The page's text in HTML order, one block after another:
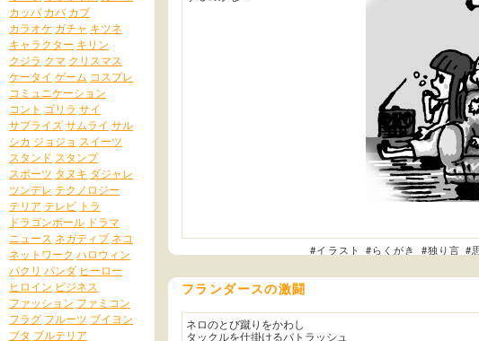
カッパ カバ カブ
カラオケ ガチャ キツネ
キャラクター キリン
クジラ クマ クリスマス
ケータイ ゲーム コスプレ
コミュニケーション
コント ゴリラ サイ
サプライズサムライ サル
シカ ジョジョ スイーツ
スタンド スタンプ
スポーツ タヌキ ダジャレ
ツンデレ テクノロジー
テリア テレビ トラ
ドラゴンボール ドラマ
ニュース ネガティブ ネコ
ネットワーク ハロウィン
パクリ パンダ ヒーロー
ヒロイン ビジネス
ファッション ファミコン
フラグ フルーツ ブイヨン
ブタ ブルテリア
#イラスト #らくがき #独り言 #
フランダースの激闘
ネロのとび蹴りをかわし
タックルを仕掛けるパトラッシュ